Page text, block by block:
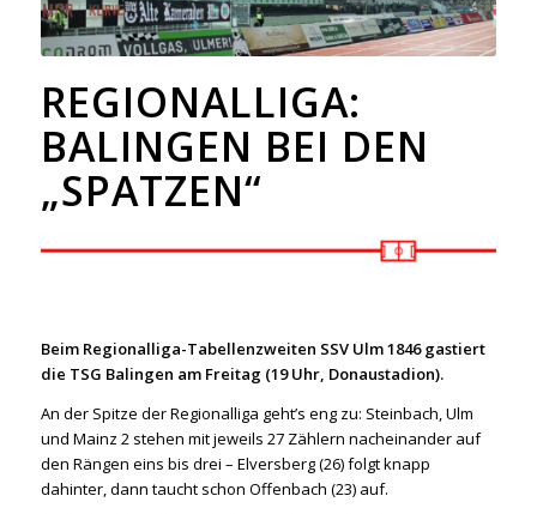
REGIONALLIGA:
BALINGEN BEI DEN
„SPATZEN“
Beim Regionalliga-Tabellenzweiten SSV Ulm 1846 gastiert
die TSG Balingen am Freitag (19 Uhr, Donaustadion).
An der Spitze der Regionalliga geht’s eng zu: Steinbach, Ulm
und Mainz 2 stehen mit jeweils 27 Zählern nacheinander auf
den Rängen eins bis drei – Elversberg (26) folgt knapp
dahinter, dann taucht schon Offenbach (23) auf.